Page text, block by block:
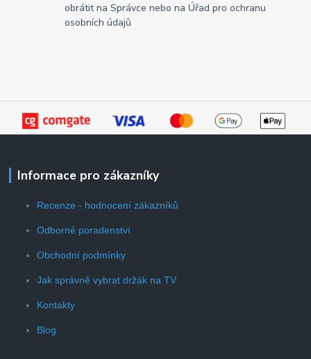
obrátit na Správce nebo na Úřad pro ochranu
osobních údajů
Informace pro zákazníky
Recenze - hodnocení zákazníků
Odborné poradenství
Obchodní podmínky
Jak správně vybrat držák na TV
Kontakty
Blog